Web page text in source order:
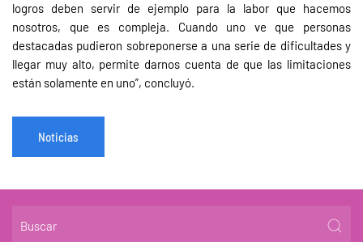
logros deben servir de ejemplo para la labor que hacemos
nosotros, que es compleja. Cuando uno ve que personas
destacadas pudieron sobreponerse a una serie de dificultades y
llegar muy alto, permite darnos cuenta de que las limitaciones
están solamente en uno”, concluyó.
Noticias